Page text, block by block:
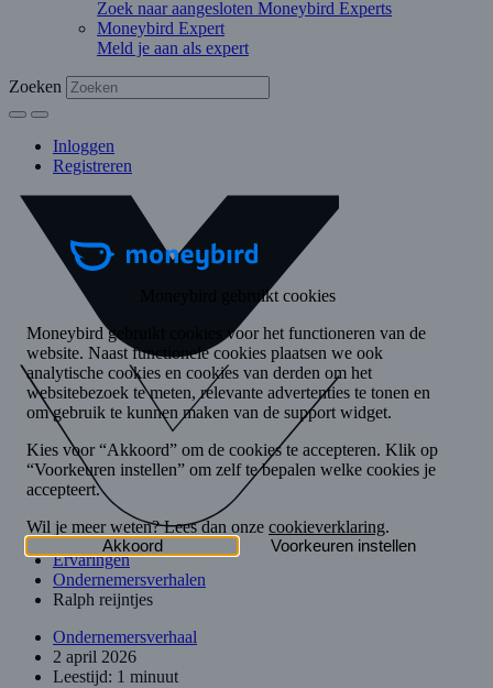
Zoek naar aangesloten Moneybird Experts
Moneybird Expert
Meld je aan als expert
Zoeken
Inloggen
Registreren
Ervaringen
Ondernemersverhalen
Ralph reijntjes
Ondernemersverhaal
2 april 2026
Leestijd: 1 minuut